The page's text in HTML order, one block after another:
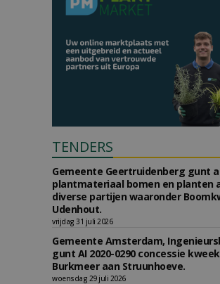
TENDERS
Gemeente Geertruidenberg gunt
plantmateriaal bomen en planten
diverse partijen waaronder
Udenhout.
vrijdag 31 juli 2026
Gemeente Amsterdam,
gunt AI 2020-0290 concessie
Burkmeer aan Struunhoeve.
woensdag 29 juli 2026